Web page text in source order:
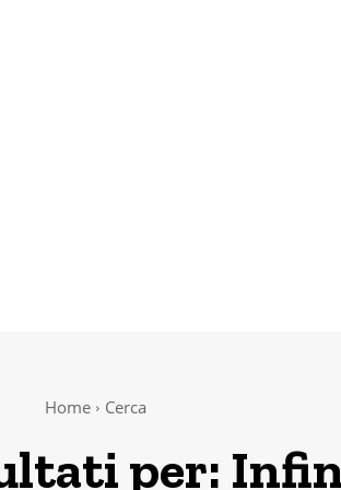
Home Cerca
per: